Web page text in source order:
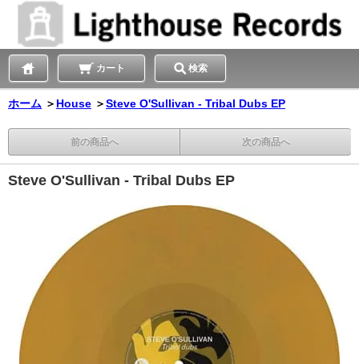
カート 検索
ホーム ＞ House ＞Steve O'Sullivan - Tribal Dubs EP
前の商品へ 次の商品へ
Steve O'Sullivan - Tribal Dubs EP